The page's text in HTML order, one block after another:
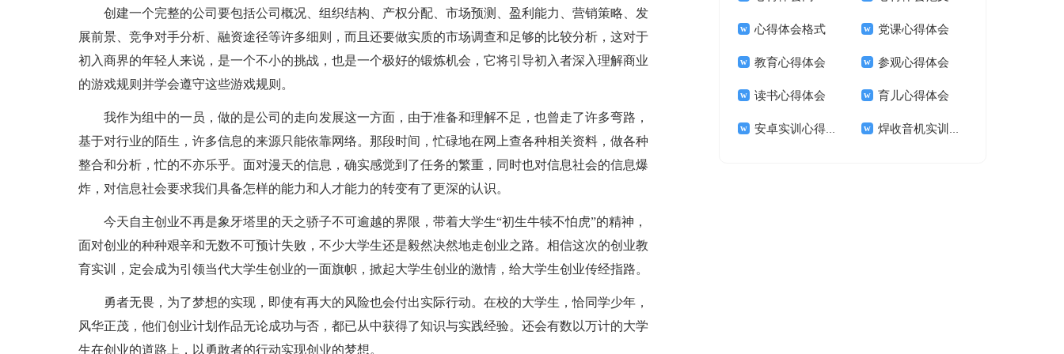
创建一个完整的公司要包括公司概况、组织结构、产权分配、市场预测、盈利能力、营销策略、发
展前景、竞争对手分析、融资途径等许多细则，而且还要做实质的市场调查和足够的比较分析，这对于
初入商界的年轻人来说，是一个不小的挑战，也是一个极好的锻炼机会，它将引导初入者深入理解商业
的游戏规则并学会遵守这些游戏规则。
我作为组中的一员，做的是公司的走向发展这一方面，由于准备和理解不足，也曾走了许多弯路，
基于对行业的陌生，许多信息的来源只能依靠网络。那段时间，忙碌地在网上查各种相关资料，做各种
整合和分析，忙的不亦乐乎。面对漫天的信息，确实感觉到了任务的繁重，同时也对信息社会的信息爆
炸，对信息社会要求我们具备怎样的能力和人才能力的转变有了更深的认识。
今天自主创业不再是象牙塔里的天之骄子不可逾越的界限，带着大学生“初生牛犊不怕虎”的精神，
面对创业的种种艰辛和无数不可预计失败，不少大学生还是毅然决然地走创业之路。相信这次的创业教
育实训，定会成为引领当代大学生创业的一面旗帜，掀起大学生创业的激情，给大学生创业传经指路。
勇者无畏，为了梦想的实现，即使有再大的风险也会付出实际行动。在校的大学生，恰同学少年，
风华正茂，他们创业计划作品无论成功与否，都已从中获得了知识与实践经验。还会有数以万计的大学
生在创业的道路上，以勇敢者的行动实现创业的梦想。
心得体会格式 党课心得体会
教育心得体会 参观心得体会
读书心得体会 育儿心得体会
安卓实训心得体会 焊收音机实训心得体会